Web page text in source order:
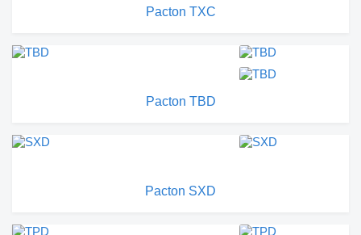
Pacton TXC
Pacton TBD
Pacton SXD